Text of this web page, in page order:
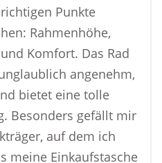
Punkte
Rahmenhöhe,
Komfort. Das Rad
angenehm,
bietet eine tolle
Besonders gefällt mir
auf dem ich
meine Einkaufstasche